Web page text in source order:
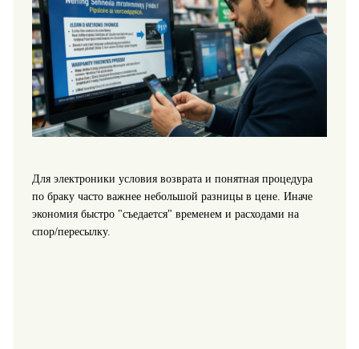
Для электроники условия возврата и понятная процедура
по браку часто важнее небольшой разницы в цене. Иначе
экономия быстро "съедается" временем и расходами на
спор/пересылку.